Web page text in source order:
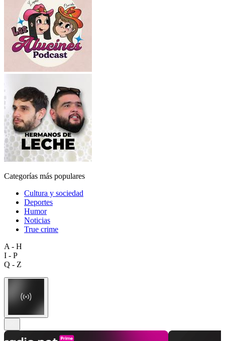
Categorías más populares
Cultura y sociedad
Deportes
Humor
Noticias
True crime
A - H
I - P
Q - Z